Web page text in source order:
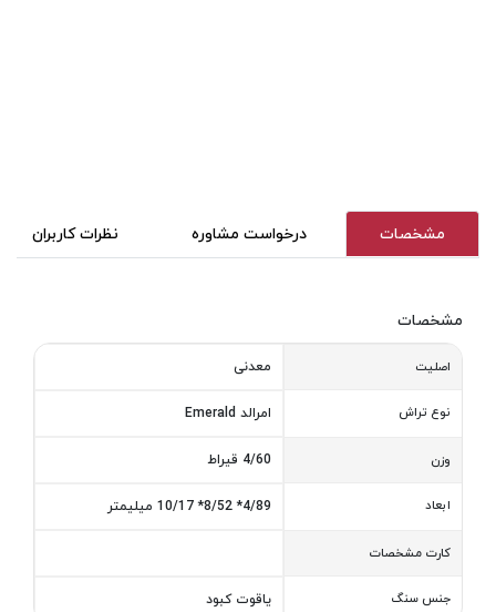
مشخصات درخواست مشاوره نظرات کاربران
مشخصات
اصلیت معدنی
نوع تراش امرالد Emerald
وزن 4/60 قیراط
ابعاد 4/89* 8/52* 10/17 میلیمتر
کارت مشخصات
جنس سنگ یاقوت کبود